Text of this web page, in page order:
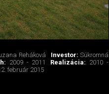
Reháková Investor:Súkromná
2009 - 2011 Realizácia: 2010 -
február 2015